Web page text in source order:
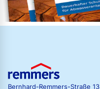
Bernhard-Remmers-Straße 13